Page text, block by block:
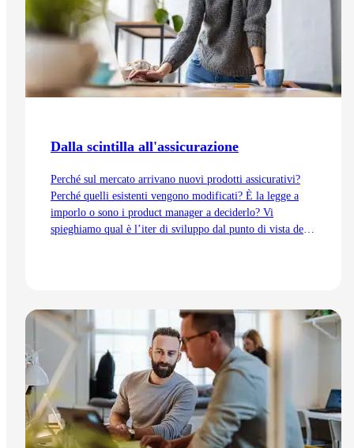
Dalla scintilla all'assicurazione
Perché sul mercato arrivano nuovi prodotti assicurativi?
Perché quelli esistenti vengono modificati? È la legge a
imporlo o sono i product manager a deciderlo? Vi
spieghiamo qual è l’iter di sviluppo dal punto di vista del
Vai all'articolo